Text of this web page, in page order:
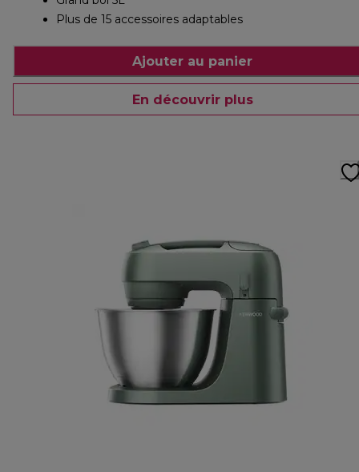
Plus de 15 accessoires adaptables
Ajouter au panier
En découvrir plus